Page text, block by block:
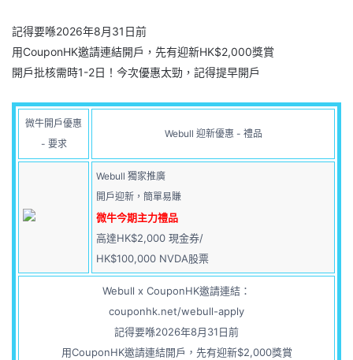
記得要喺2026年8月31日前
用CouponHK邀請連結開戶，先有迎新HK$2,000獎賞
開戶批核需時1-2日！今次優惠太勁，記得提早開戶
微牛開戶優惠
- 要求
Webull 迎新優惠 - 禮品
Webull 獨家推廣
開戶迎新，簡單易賺
微牛今期主力禮品
高達HK$2,000 現金券/
HK$100,000 NVDA股票
Webull x CouponHK邀請連結：
couponhk.net/webull-apply
記得要喺2026年8月31日前
用CouponHK邀請連結開戶，先有迎新$2,000獎賞